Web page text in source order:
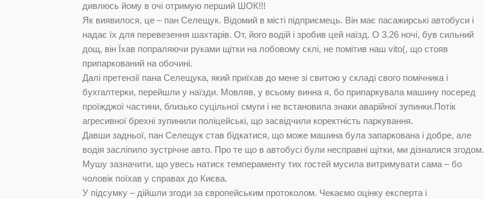
дивлюсь йому в очі отримую перший ШОК!!!
Як виявилося, це – пан Селещук. Відомий в місті підприємець. Він має пасажирські автобуси і
надає їх для перевезення шахтарів. От, його водій і зробив цей наїзд. О 3.26 ночі, був сильний
дощ, він Їхав попраляючи руками щітки на лобовому склі, не помітив наш vito(, що стояв
припаркований на обочині.
Далі претензії пана Селещука, який приїхав до мене зі свитою у складі свого помічника і
бухгалтерки, перейшли у наїзди. Мовляв, у всьому винна я, бо припаркувала машину посеред
проїжджої частини, близько суцільної смуги і не встановила знаки аварійної зупинки.Потік
агресивної брехні зупинили поліцейські, що засвідчили коректність паркування.
Давши задньої, пан Селещук став бідкатися, що може машина була запаркована і добре, але
водія засліпило зустрічне авто. Про те що в автобусі були несправні щітки, ми дізналися згодом.
Мушу зазначити, що увесь натиск темпераменту тих гостей мусила витримувати сама – бо
чоловік поїхав у справах до Києва.
У підсумку – дійшли згоди за європейським протоколом. Чекаємо оцінку експерта і